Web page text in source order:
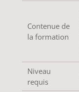
Contenue de
la formation
Niveau
requis